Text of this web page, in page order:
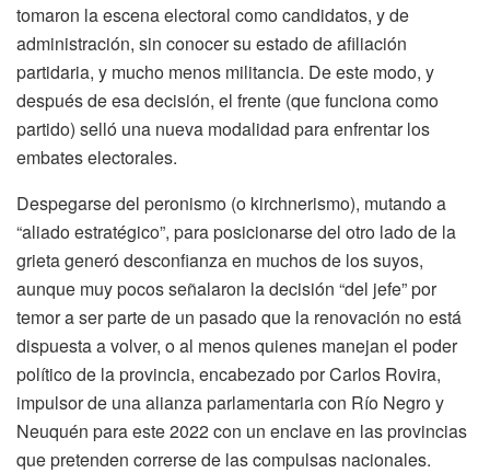
tomaron la escena electoral como candidatos, y de
administración, sin conocer su estado de afiliación
partidaria, y mucho menos militancia. De este modo, y
después de esa decisión, el frente (que funciona como
partido) selló una nueva modalidad para enfrentar los
embates electorales.
Despegarse del peronismo (o kirchnerismo), mutando a
“aliado estratégico”, para posicionarse del otro lado de la
grieta generó desconfianza en muchos de los suyos,
aunque muy pocos señalaron la decisión “del jefe” por
temor a ser parte de un pasado que la renovación no está
dispuesta a volver, o al menos quienes manejan el poder
político de la provincia, encabezado por Carlos Rovira,
impulsor de una alianza parlamentaria con Río Negro y
Neuquén para este 2022 con un enclave en las provincias
que pretenden correrse de las compulsas nacionales.